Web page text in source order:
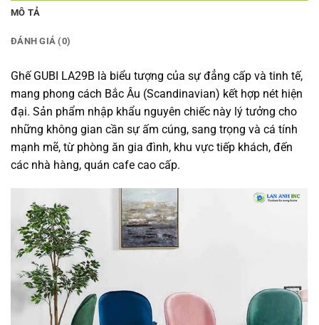
MÔ TẢ
ĐÁNH GIÁ (0)
Ghế GUBI LA29B là biểu tượng của sự đẳng cấp và tinh tế,
mang phong cách Bắc Âu (Scandinavian) kết hợp nét hiện
đại. Sản phẩm nhập khẩu nguyên chiếc này lý tưởng cho
những không gian cần sự ấm cúng, sang trọng và cá tính
mạnh mẽ, từ phòng ăn gia đình, khu vực tiếp khách, đến
các nhà hàng, quán cafe cao cấp.